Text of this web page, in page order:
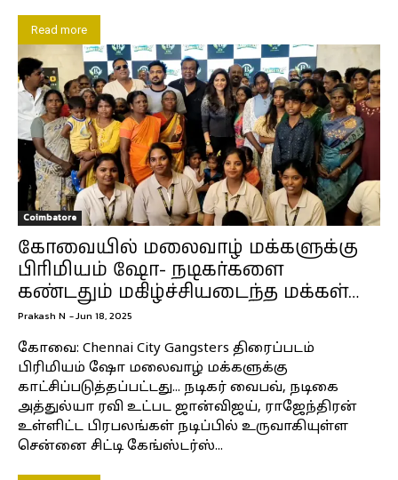
Read more
Coimbatore
கோவையில் மலைவாழ் மக்களுக்கு
பிரிமியம் ஷோ- நடிகர்களை
கண்டதும் மகிழ்ச்சியடைந்த மக்கள்…
Prakash N -Jun 18, 2025
கோவை: Chennai City Gangsters திரைப்படம்
பிரிமியம் ஷோ மலைவாழ் மக்களுக்கு
காட்சிப்படுத்தப்பட்டது... நடிகர் வைபவ், நடிகை
அத்துல்யா ரவி உட்பட ஜான்விஜய், ராஜேந்திரன்
உள்ளிட்ட பிரபலங்கள் நடிப்பில் உருவாகியுள்ள
சென்னை சிட்டி கேங்ஸ்டர்ஸ்...